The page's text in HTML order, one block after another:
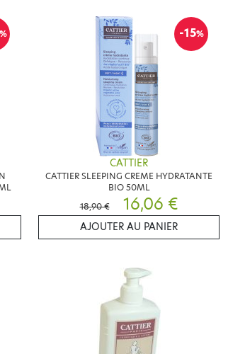
-15%
CATTIER
CATTIER SLEEPING CREME HYDRATANTE
BIO 50ML
18,90 €
16,06 €
AJOUTER AU PANIER